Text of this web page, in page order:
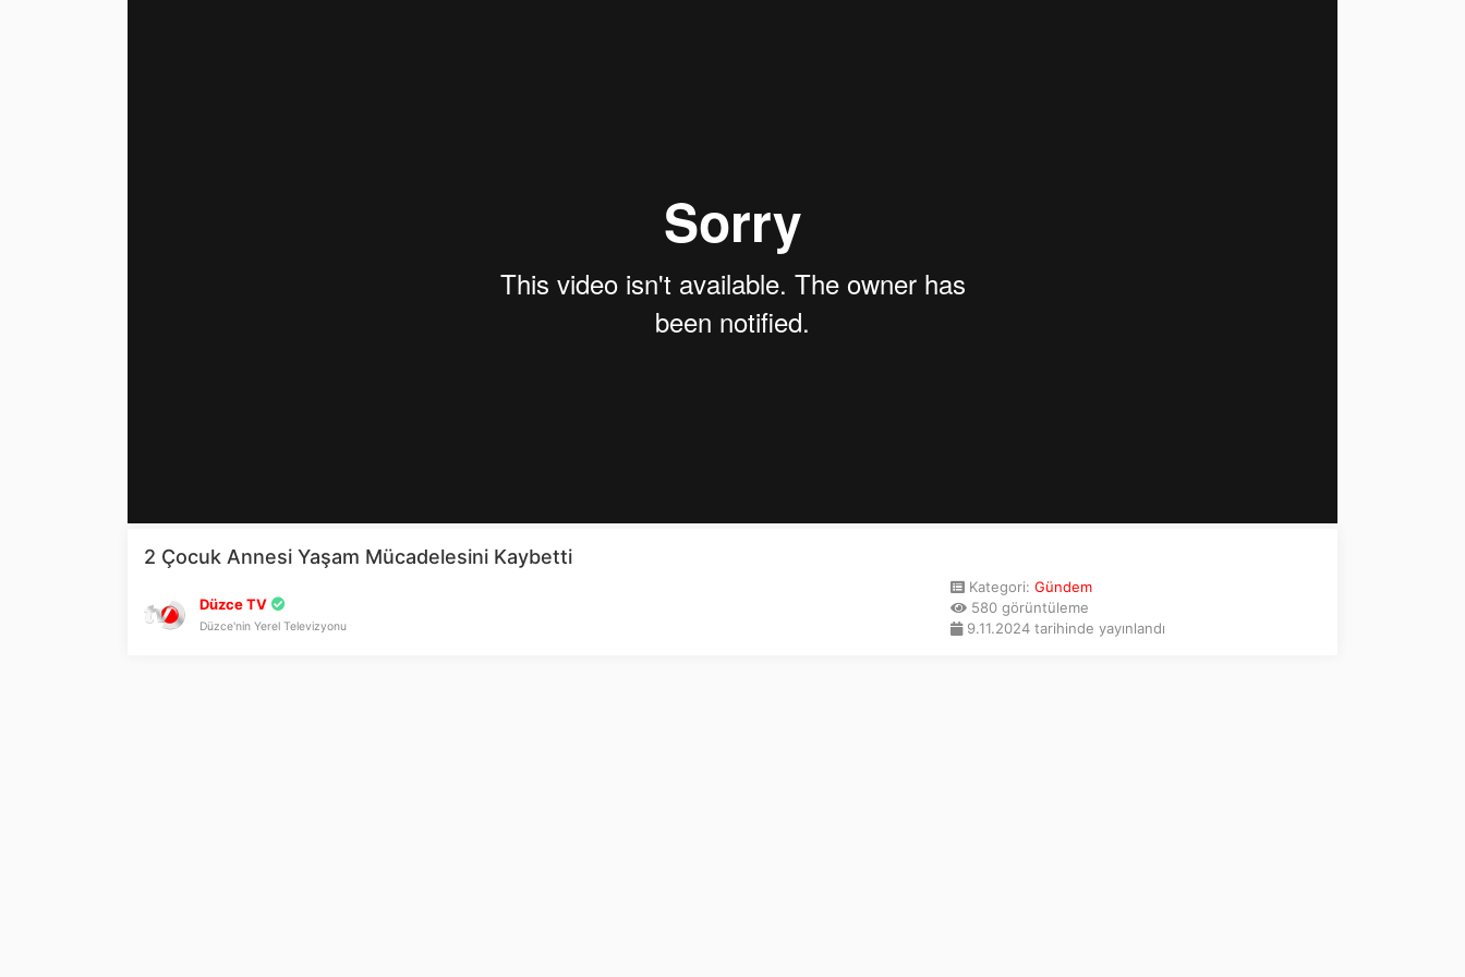
2 Çocuk Annesi Yaşam Mücadelesini Kaybetti
Düzce TV
Düzce'nin Yerel Televizyonu
Kategori: Gündem
580 görüntüleme
9.11.2024 tarihinde yayınlandı